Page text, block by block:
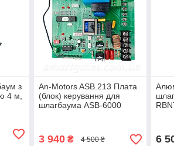
з
4 м,
An-Motors ASB.213 Плата
(блок) керування для
шлагбаума ASB-6000
3 940₴ 4 500 ₴ 6